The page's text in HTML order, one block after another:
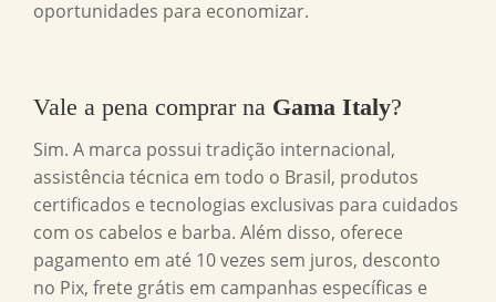
oportunidades para economizar.
Vale a pena comprar na Gama Italy?
Sim. A marca possui tradição internacional,
assistência técnica em todo o Brasil, produtos
certificados e tecnologias exclusivas para cuidados
com os cabelos e barba. Além disso, oferece
pagamento em até 10 vezes sem juros, desconto
no Pix, frete grátis em campanhas específicas e